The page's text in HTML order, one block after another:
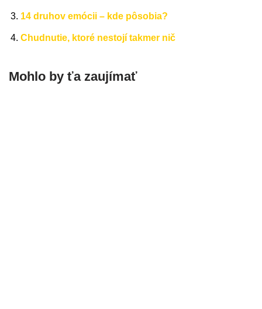
14 druhov emócii – kde pôsobia?
Chudnutie, ktoré nestojí takmer nič
Mohlo by ťa zaujímať